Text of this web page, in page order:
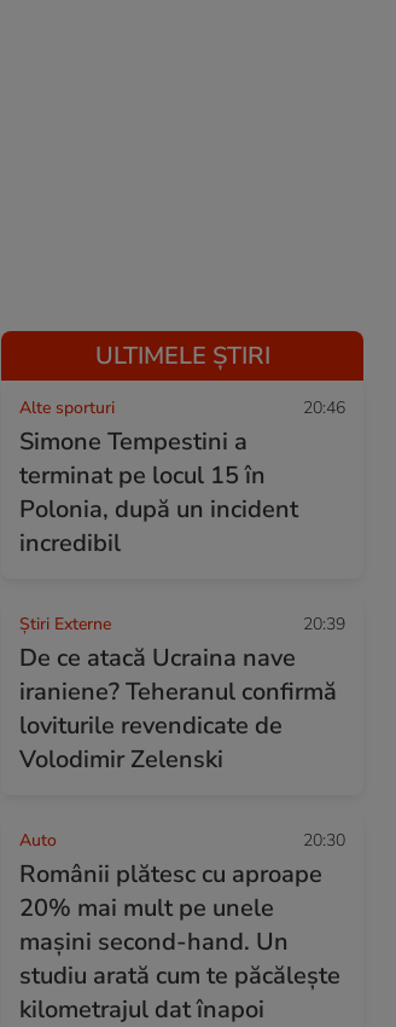
ULTIMELE ȘTIRI
Alte sporturi 20:46
Simone Tempestini a
terminat pe locul 15 în
Polonia, după un incident
incredibil
Știri Externe 20:39
De ce atacă Ucraina nave
iraniene? Teheranul confirmă
loviturile revendicate de
Volodimir Zelenski
Auto 20:30
Românii plătesc cu aproape
20% mai mult pe unele
mașini second-hand. Un
studiu arată cum te păcălește
kilometrajul dat înapoi